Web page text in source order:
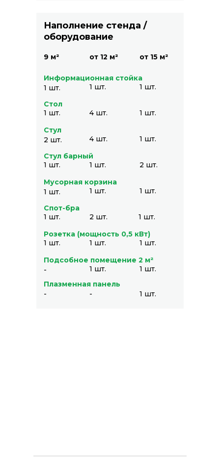
Наполнение стенда /
оборудование
Информационная стойка
Стол
Стул
Стул барный
Мусорная корзина
Спот-бра
9 м²
Розетка (мощность 0,5 кВт)
Подсобное помещение 2 м²
Плазменная панель
1 шт. 1 шт.
1 шт.
от 12 м²
1 шт.
-
-
от 15 м²
-
1 шт.
1 шт.
1 шт.
1 шт.
1 шт.
2 шт.
4 шт.
4 шт.
1 шт.
1 шт.
1 шт.
1 шт.
1 шт.
1 шт.
1 шт.
2 шт.
2 шт.
1 шт.
1 шт.
1 шт.
ФОРМАТЫ ПОСЕЩЕНИЯ